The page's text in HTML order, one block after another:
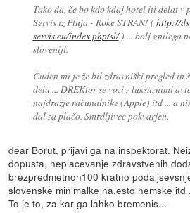
Tako da, če bo kdo kdaj hotel iti delat v
Servis iz Ptuja - Roke STRAN! ( http://
servis.eu/index.php/sl/) ... bolj gnilega
sloveniji.
Čuden mi je že bil zdravniški pregled in
delu ... DREKtor se vozi z luksuznimi
najdražje računalnike (Apple) itd ... a
dal za plačo. Smrdljivec pokvarjen.
dear Borut, prijavi ga na inspektorat.
dopusta, neplacevanje zdravstvenih
brezpredmetnon100 kratno
slovenske minimalke na,esto nemske itd
To je to, za kar ga lahko bremenis...